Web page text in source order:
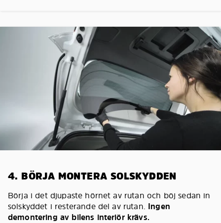
4. BÖRJA MONTERA SOLSKYDDEN
Börja i det djupaste hörnet av rutan och böj sedan in
solskyddet i resterande del av rutan. Ingen
demontering av bilens interiör krävs.